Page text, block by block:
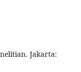
Jakarta: